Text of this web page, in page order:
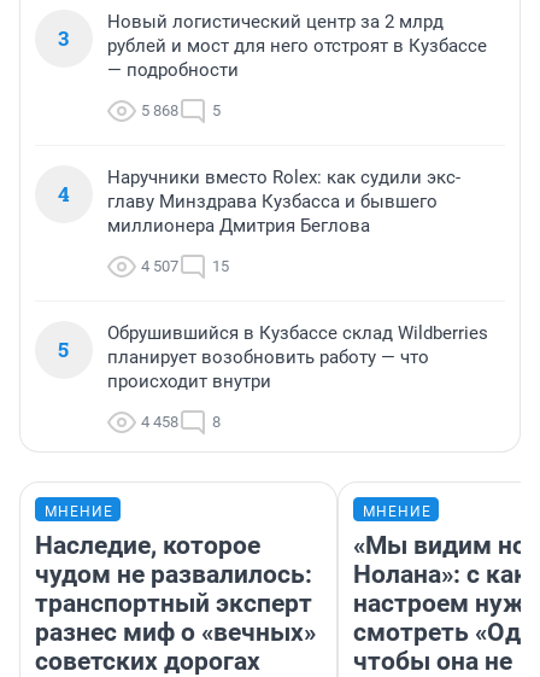
3
Новый логистический центр за 2 млрд
рублей и мост для него отстроят в Кузбассе
— подробности
5 868 5
4
Наручники вместо Rolex: как судили экс-
главу Минздрава Кузбасса и бывшего
миллионера Дмитрия Беглова
4 507 15
5
Обрушившийся в Кузбассе склад Wildberries
планирует возобновить работу — что
происходит внутри
4 458 8
МНЕНИЕ
Наследие, которое
чудом не развалилось:
транспортный эксперт
разнес миф о «вечных»
советских дорогах
МНЕНИЕ
«Мы видим
Нолана»: с
настроем
смотреть
чтобы она не